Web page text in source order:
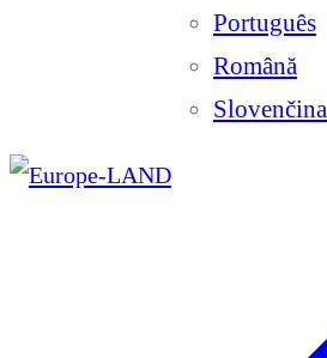
Português
Română
Slovenčina